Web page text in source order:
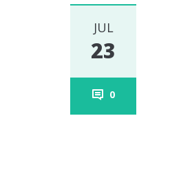
JUL
23
0